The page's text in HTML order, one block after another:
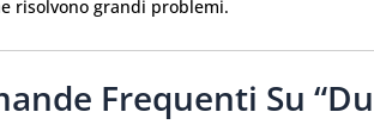
risolvono grandi problemi.
Frequenti Su